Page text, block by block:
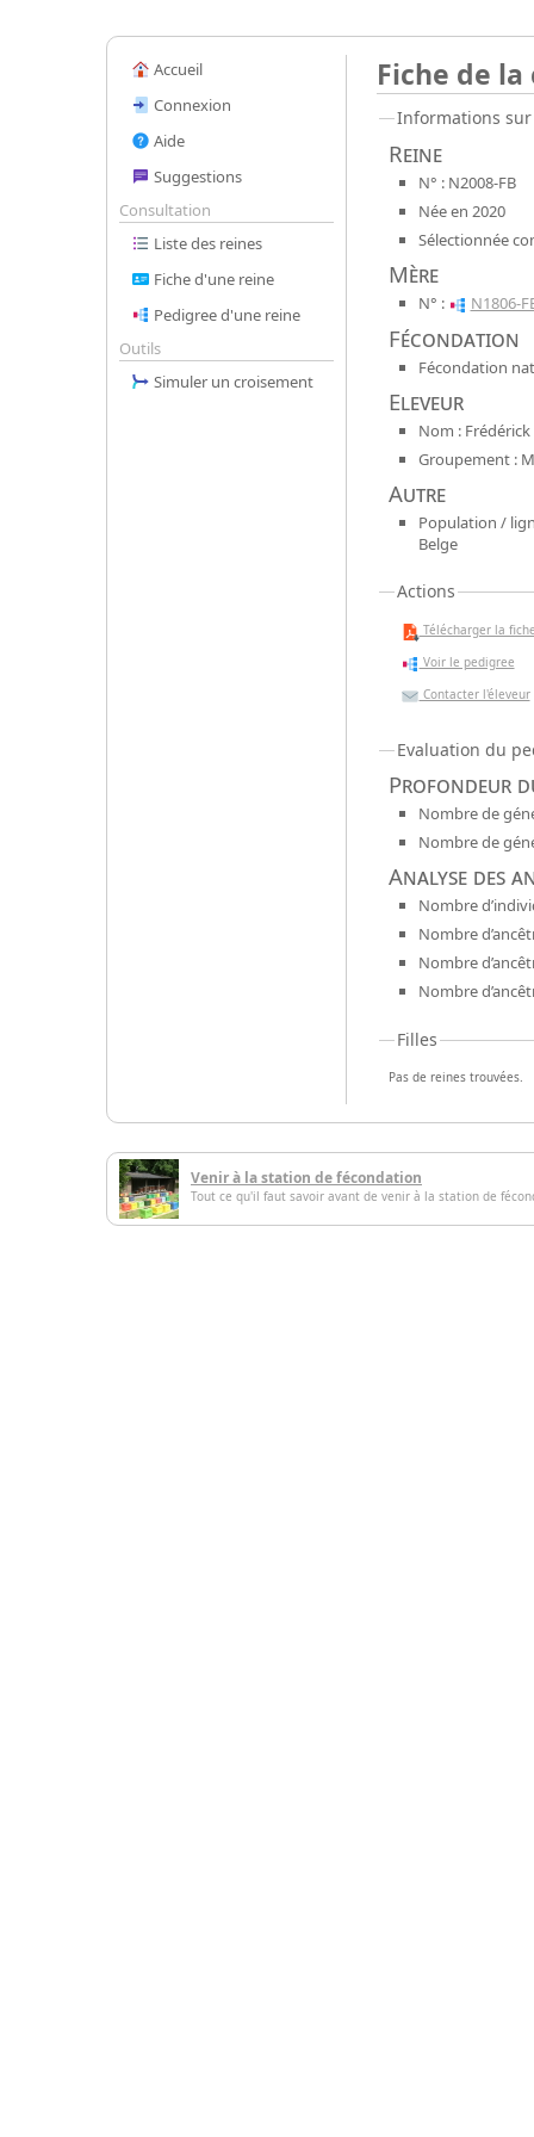
Accueil
Connexion
Aide
Suggestions
Consultation
Liste des reines
Fiche d'une reine
Pedigree d'une reine
Outils
Simuler un croisement
Fiche de la
Informations
Reine
N° : N2008-FB
Née en 2020
Sélectionnée
Mère
N° : N1806-
Fécondation
Fécondation
Eleveur
Nom : Frédérick
Groupement :
Autre
Population /
Belge
Actions
Télécharger la
Voir le pedigree
Contacter l'éleveur
Evaluation du
Profondeur
Nombre de
Nombre de
Analyse des
Nombre
Nombre
Nombre
Nombre
Filles
Pas de reines trouvées.
Venir à la station de fécondation
Tout ce qu'il faut savoir avant de venir à la station de